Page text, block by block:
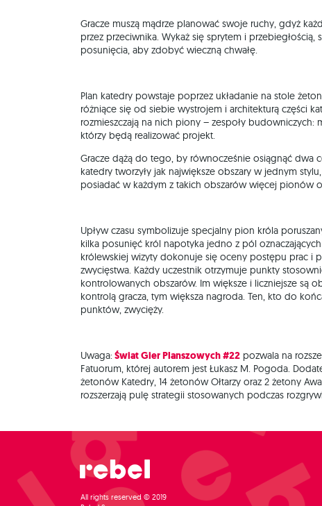
Gracze muszą mądrze planować swoje ruchy, gdyż
przez przeciwnika. Wykaż się sprytem i przebiegłością,
posunięcia, aby zdobyć wieczną chwałę.
Plan katedry powstaje poprzez układanie na stole
różniące się od siebie wystrojem i architekturą części
rozmieszczają na nich piony – zespoły budowniczych:
którzy będą realizować projekt.
Gracze dążą do tego, by równocześnie osiągnąć dwa
katedry tworzyły jak największe obszary w jednym
posiadać w każdym z takich obszarów więcej pionów
Upływ czasu symbolizuje specjalny pion króla
kilka posunięć król napotyka jedno z pól oznaczających
królewskiej wizyty dokonuje się oceny postępu prac i
zwycięstwa. Każdy uczestnik otrzymuje punkty
kontrolowanych obszarów. Im większe i liczniejsze są
kontrolą gracza, tym większa nagroda. Ten, kto do
punktów, zwycięży.
Uwaga: Świat Gier Planszowych #22 pozwala na
Fatuorum, której autorem jest Łukasz M. Pogoda.
żetonów Katedry, 14 żetonów Ołtarzy oraz 2 żetony
rozszerzają pulę strategii stosowanych podczas
All rights reserved © 2019